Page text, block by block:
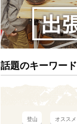
話題のキーワード
登山 オススメ